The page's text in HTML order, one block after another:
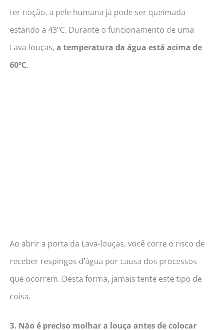
ter noção, a pele humana já pode ser queimada
estando a 43ºC. Durante o funcionamento de uma
Lava-louças, a temperatura da água está acima de
60ºC.
Ao abrir a porta da Lava-louças, você corre o risco de
receber respingos d’água por causa dos processos
que ocorrem. Desta forma, jamais tente este tipo de
coisa.
3. Não é preciso molhar a louça antes de colocar